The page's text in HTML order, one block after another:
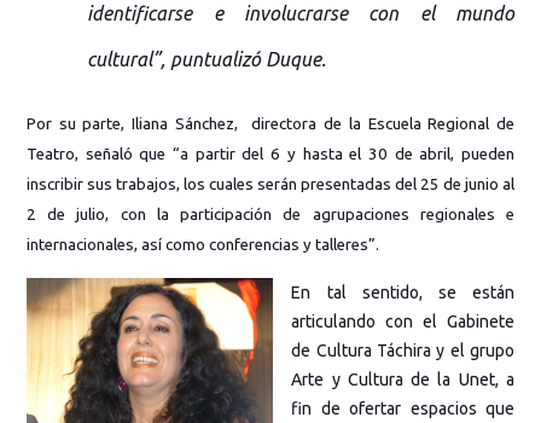
identificarse e involucrarse con el mundo
cultural”, puntualizó Duque.
Por su parte, Iliana Sánchez, directora de la Escuela Regional de
Teatro, señaló que “a partir del 6 y hasta el 30 de abril, pueden
inscribir sus trabajos, los cuales serán presentadas del 25 de junio al
2 de julio, con la participación de agrupaciones regionales e
internacionales, así como conferencias y talleres”.
En tal sentido, se están
articulando con el Gabinete
de Cultura Táchira y el grupo
Arte y Cultura de la Unet, a
fin de ofertar espacios que